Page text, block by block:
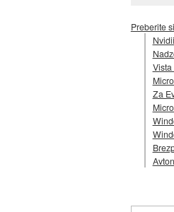
Preberite
Vista
Za